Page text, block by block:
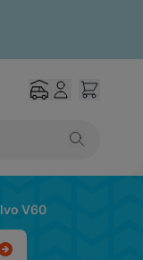
V60